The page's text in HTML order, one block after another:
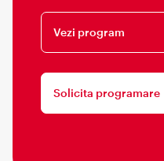
Vezi program
Solicita programare